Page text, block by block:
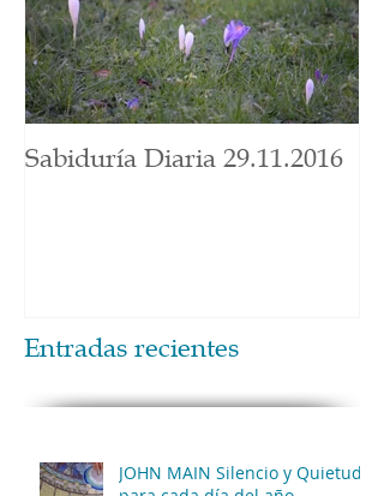
Sabiduría Diaria 29.11.2016
Entradas recientes
JOHN MAIN Silencio y Quietud